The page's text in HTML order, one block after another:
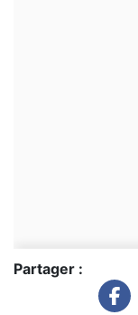
Partager :